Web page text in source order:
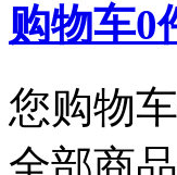
购物车0
您购物
全部商